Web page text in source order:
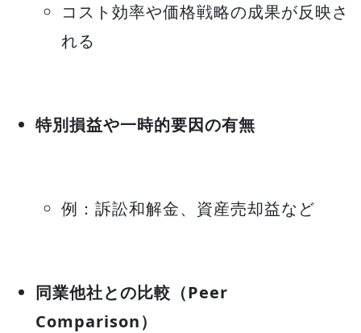
コスト効率や価格戦略の成果が反映さ
れる
特別損益や一時的要因の有無
例：訴訟和解金、資産売却益など
同業他社との比較（Peer
Comparison）